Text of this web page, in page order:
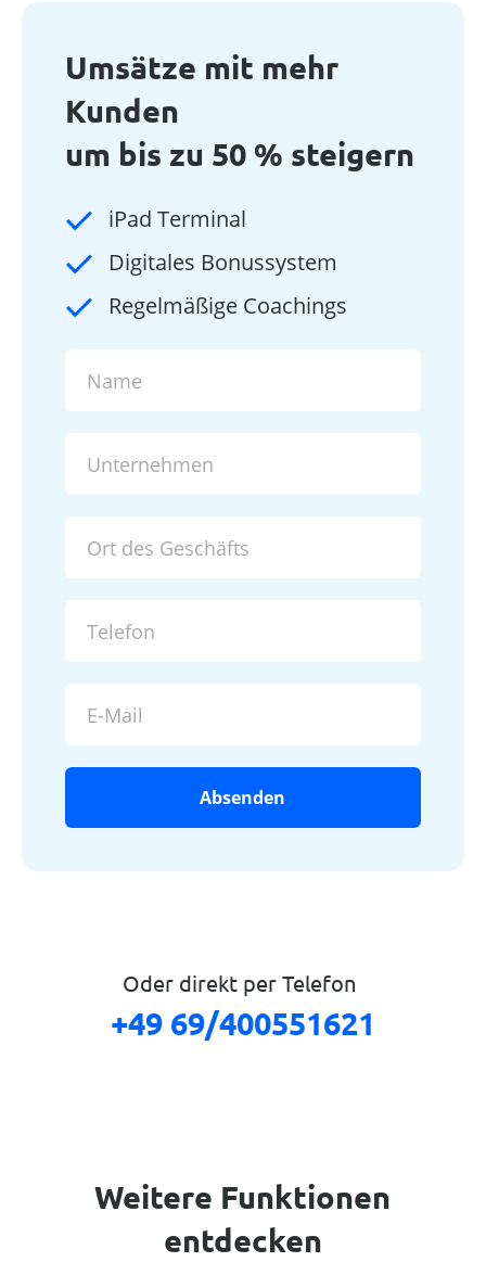
Umsätze mit mehr
Kunden
um bis zu 50 % steigern
iPad Terminal
Digitales Bonussystem
Regelmäßige Coachings
Name
Unternehmen
Ort des Geschäfts
Telefon
E-Mail
Oder direkt per Telefon
+49 69/400551621
Weitere Funktionen
entdecken